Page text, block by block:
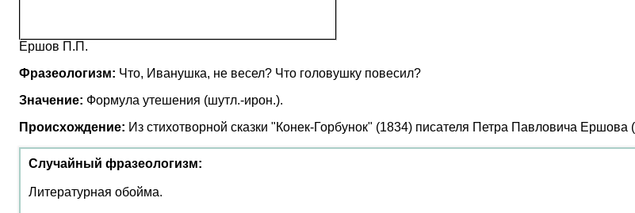
Ершов П.П.
Фразеологизм: Что, Иванушка, не весел? Что головушку повесил?
Значение: Формула утешения (шутл.-ирон.).
Происхождение: Из стихотворной сказки "Конек-Горбунок" (1834) писателя Петра Павловича Ершова
Случайный фразеологизм:
Литературная обойма.